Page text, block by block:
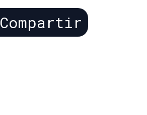
Compartir